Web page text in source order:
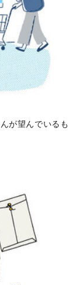
が望んでいるも